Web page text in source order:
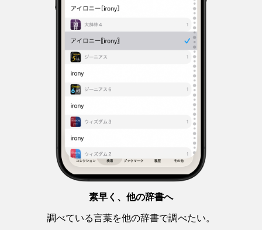
素早く、他の辞書へ
調べている言葉を他の辞書で調べたい。